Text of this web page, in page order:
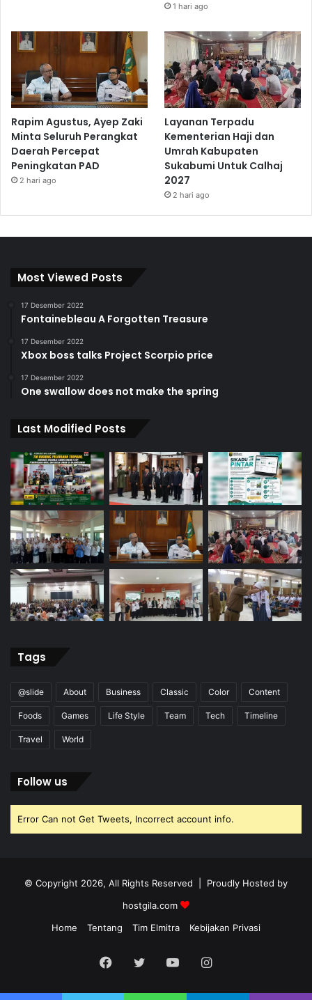
1 hari ago
Rapim Agustus, Ayep Zaki
Minta Seluruh Perangkat
Daerah Percepat
Peningkatan PAD
2 hari ago
Layanan Terpadu
Kementerian Haji dan
Umrah Kabupaten
Sukabumi Untuk Calhaj
2027
2 hari ago
Most Viewed Posts
17 Desember 2022
Fontainebleau A Forgotten Treasure
17 Desember 2022
Xbox boss talks Project Scorpio price
17 Desember 2022
One swallow does not make the spring
Last Modified Posts
Tags
@slide About Business Classic Color Content
Foods Games Life Style Team Tech Timeline
Travel World
Follow us
Error Can not Get Tweets, Incorrect account info.
© Copyright 2026, All Rights Reserved | Proudly Hosted by
hostgila.com
Home
Tentang Tim Elmitra Kebijakan Privasi
Facebook
TwitterYouTubeInstagram